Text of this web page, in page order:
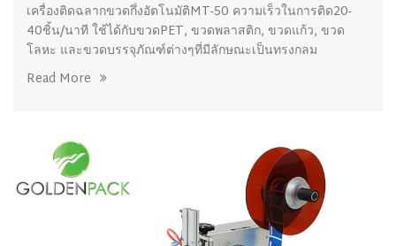
เครื่องติดฉลากขวดกึ่งอัตโนมัติMT-50 ความเร็วในการติด20-
40ชิ้น/นาที ใช้ได้กับขวดPET, ขวดพลาสติก, ขวดแก้ว, ขวด
โลหะ และขวดบรรจุภัณฑ์ต่างๆที่มีลักษณะเป็นทรงกลม
Read More